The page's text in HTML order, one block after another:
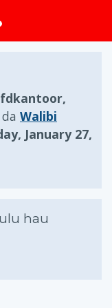
da Walibi
January 27,
hau